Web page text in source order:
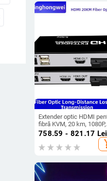
Extender optic HDMI
fibră KVM, 20 km, 1080P,
USB tastatură/mouse,
interfață SC, model GT-
20A
758.59 - 821.17 Lei